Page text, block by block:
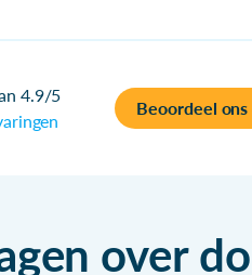
4.9/5
Beoordeel
over